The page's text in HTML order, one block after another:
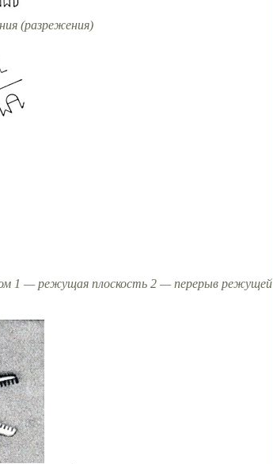
(разрежения)
1 — режущая плоскость 2 — перерыв режущей